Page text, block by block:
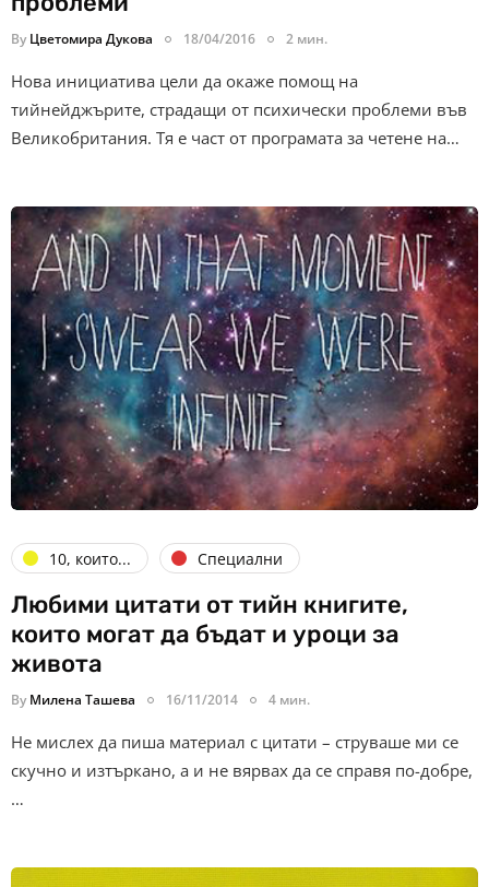
By Цветомира Дукова 18/04/2016 2 мин.
Нова инициатива цели да окаже помощ на
тийнейджърите, страдащи от психически проблеми във
Великобритания. Тя е част от програмата за четене на…
10, които... Специални
Любими цитати от тийн книгите,
които могат да бъдат и уроци за
живота
By Милена Ташева 16/11/2014 4 мин.
Не мислех да пиша материал с цитати – струваше ми се
скучно и изтъркано, а и не вярвах да се справя по-добре,
…